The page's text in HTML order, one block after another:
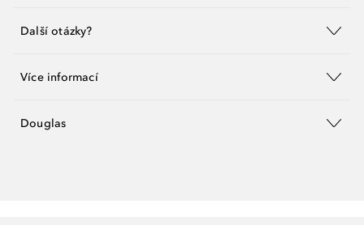
Další otázky?
Více informací
Douglas